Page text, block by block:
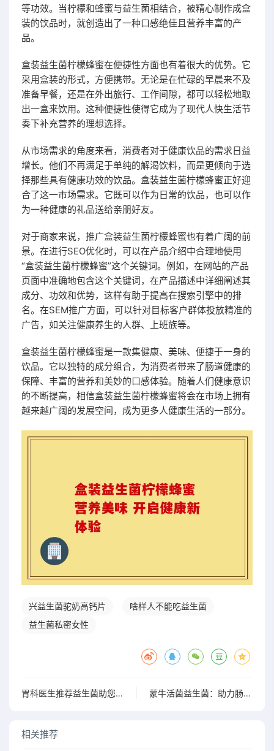
等功效。当柠檬和蜂蜜与益生菌相结合，被精心制作成盒
装的饮品时，就创造出了一种口感绝佳且营养丰富的产
品。
盒装益生菌柠檬蜂蜜在便捷性方面也有着很大的优势。它
采用盒装的形式，方便携带。无论是在忙碌的早晨来不及
准备早餐，还是在外出旅行、工作间隙，都可以轻松地取
出一盒来饮用。这种便捷性使得它成为了现代人快生活节
奏下补充营养的理想选择。
从市场需求的角度来看，消费者对于健康饮品的需求日益
增长。他们不再满足于单纯的解渴饮料，而是更倾向于选
择那些具有健康功效的饮品。盒装益生菌柠檬蜂蜜正好迎
合了这一市场需求。它既可以作为日常的饮品，也可以作
为一种健康的礼品送给亲朋好友。
对于商家来说，推广盒装益生菌柠檬蜂蜜也有着广阔的前
景。在进行SEO优化时，可以在产品介绍中合理地使用
“盒装益生菌柠檬蜂蜜”这个关键词。例如，在网站的产品
页面中准确地包含这个关键词，在产品描述中详细阐述其
成分、功效和优势，这样有助于提高在搜索引擎中的排
名。在SEM推广方面，可以针对目标客户群体投放精准的
广告，如关注健康养生的人群、上班族等。
盒装益生菌柠檬蜂蜜是一款集健康、美味、便捷于一身的
饮品。它以独特的成分组合，为消费者带来了肠道健康的
保障、丰富的营养和美妙的口感体验。随着人们健康意识
的不断提高，相信盒装益生菌柠檬蜂蜜将会在市场上拥有
越来越广阔的发展空间，成为更多人健康生活的一部分。
兴益生菌驼奶高钙片
啥样人不能吃益生菌
益生菌私密女性
胃科医生推荐益生菌助您改善肠道健康与消化功能 蒙牛活菌益生菌：助力肠道健康，提升的理想选择
相关推荐